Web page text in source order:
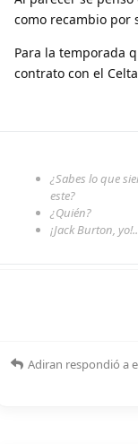
como recambio por
Para la temporada
contrato con el
¿Sabes lo que
este?
¿Quién?
¡Jack Burton,
Adiran respondió a